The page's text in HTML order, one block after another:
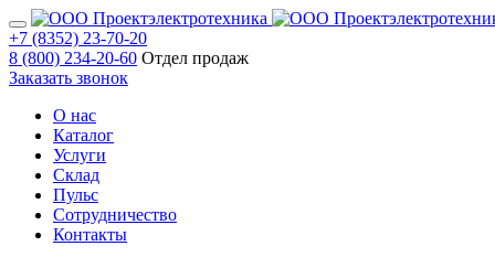
+7 (8352) 23-70-20
8 (800) 234-20-60 Отдел продаж
Заказать звонок
О нас
Каталог
Услуги
Склад
Пульс
Сотрудничество
Контакты